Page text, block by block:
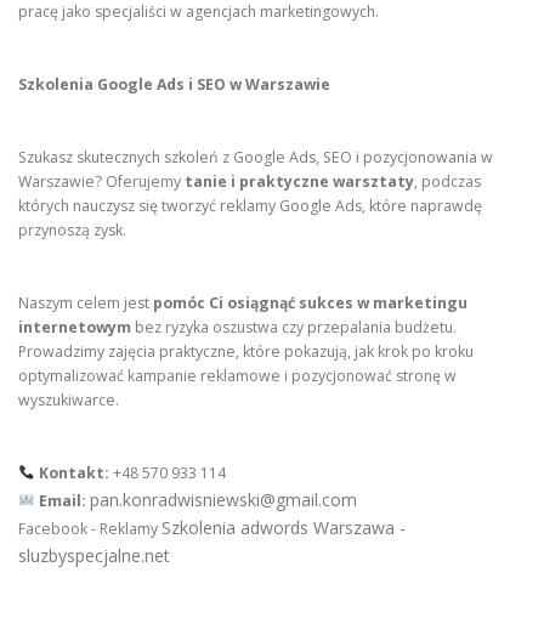
pracę jako specjaliści w agencjach marketingowych.
Szkolenia Google Ads i SEO w Warszawie
Szukasz skutecznych szkoleń z Google Ads, SEO i pozycjonowania w
Warszawie? Oferujemy tanie i praktyczne warsztaty, podczas
których nauczysz się tworzyć reklamy Google Ads, które naprawdę
przynoszą zysk.
Naszym celem jest pomóc Ci osiągnąć sukces w marketingu
internetowym bez ryzyka oszustwa czy przepalania budżetu.
Prowadzimy zajęcia praktyczne, które pokazują, jak krok po kroku
optymalizować kampanie reklamowe i pozycjonować stronę w
wyszukiwarce.
Kontakt: +48 570 933 114
Email: pan.konradwisniewski@gmail.com
Facebook - Reklamy Szkolenia adwords Warszawa -
sluzbyspecjalne.net